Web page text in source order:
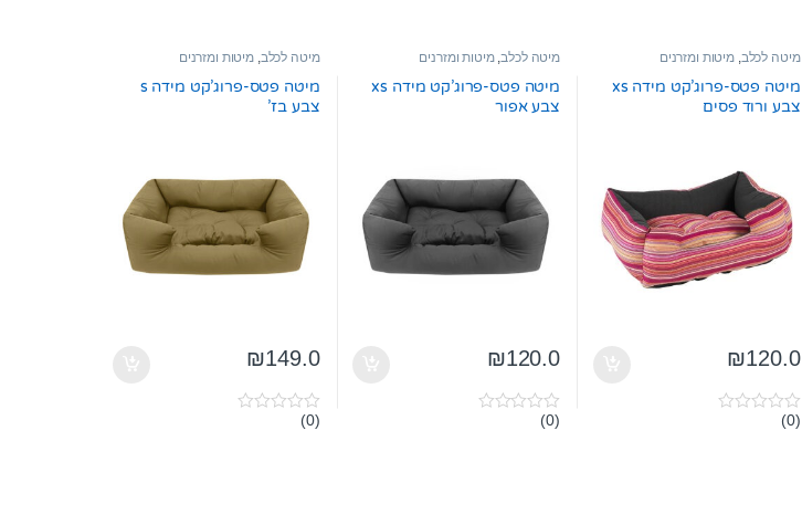
מיטה לכלב מיטות ומזרנים
מיטה פטס-פרוג’קט מידה xs
צבע ורוד פסים
₪120.0
0
(0)
מיטה לכלב,מיטות ומזרנים
מיטה פטס-פרוג’קט מידה xs
צבע אפור
₪120.0
0(0)
מיטה לכלב מיטות ומזרנים
מיטה פטס-פרוג’קט מידה s
צבע בז’
₪149.0
0
(0)